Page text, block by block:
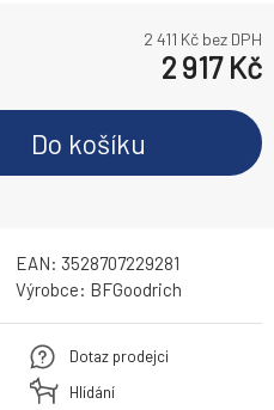
2 411 Kč bez DPH
2 917Kč
Do košíku
EAN: 3528707229281
Výrobce: BFGoodrich
Dotaz prodejci
Hlídání